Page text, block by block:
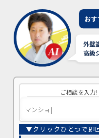
ご相談を入力!